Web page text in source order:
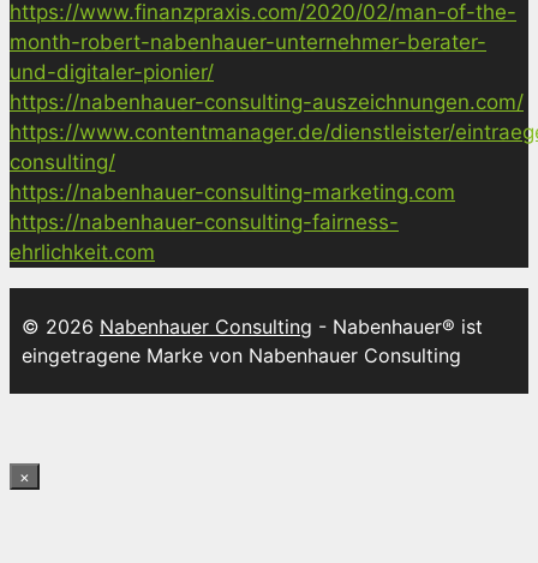
https://www.finanzpraxis.com/2020/02/man-of-the-
month-robert-nabenhauer-unternehmer-berater-
und-digitaler-pionier/
https://nabenhauer-consulting-auszeichnungen.com/
https://www.contentmanager.de/dienstleister/
consulting/
https://nabenhauer-consulting-marketing.com
https://nabenhauer-consulting-fairness-
ehrlichkeit.com
© 2026 Nabenhauer Consulting - Nabenhauer® ist
eingetragene Marke von Nabenhauer Consulting
×